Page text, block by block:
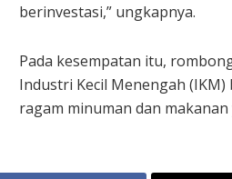
berinvestasi,” ungkapnya.
Pada kesempatan itu,
Industri Kecil Menengah
ragam minuman dan